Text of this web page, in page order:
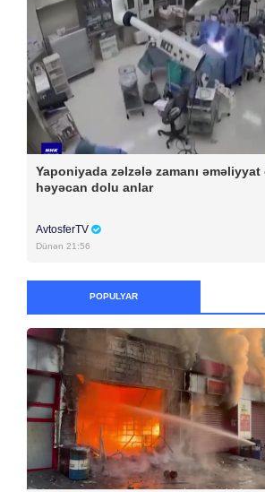
Yaponiyada zəlzələ zamanı əməliyyat
həyəcan dolu anlar
AvtosferTV
Dünən 21:56
POPULYAR